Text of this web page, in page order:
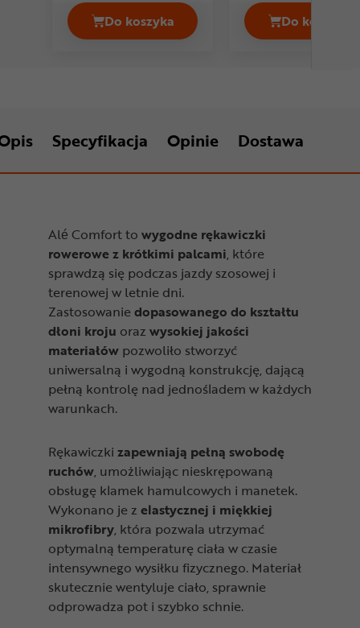
Do koszyka
Rękawiczki krótkie CHIBA GelDo koszyka
Specyfikacja Opinie Dostawa
Alé Comfort to wygodne rękawiczki
rowerowe z krótkimi palcami, które
sprawdzą się podczas jazdy szosowej i
terenowej w letnie dni.
Zastosowanie dopasowanego do kształtu
dłoni kroju oraz wysokiej jakości
materiałów pozwoliło stworzyć
uniwersalną i wygodną konstrukcję, dającą
pełną kontrolę nad jednośladem w każdych
warunkach.
Rękawiczki zapewniają pełną swobodę
ruchów, umożliwiając nieskrępowaną
obsługę klamek hamulcowych i manetek.
Wykonano je z elastycznej i miękkiej
mikrofibry, która pozwala utrzymać
optymalną temperaturę ciała w czasie
intensywnego wysiłku fizycznego. Materiał
skutecznie wentyluje ciało, sprawnie
odprowadza pot i szybko schnie.